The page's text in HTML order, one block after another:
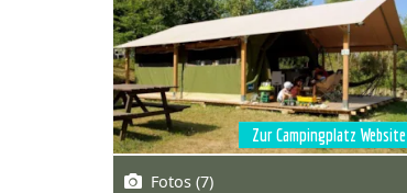
Zur Campingplatz Website
Fotos (7)